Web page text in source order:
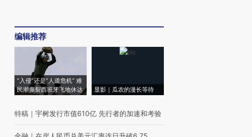
编辑推荐
“入侵”还是“人道危机” 难
民潮撕裂西班牙飞地休达
显影｜瓜农的漫长等待
特稿 ｜ 宇树发行市值610亿 先行者的加速和考验